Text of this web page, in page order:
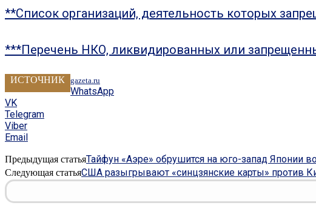
**Список организаций, деятельность которых
***Перечень НКО, ликвидированных или
ИСТОЧНИК gazeta.ru
WhatsApp
VK
Telegram
Viber
Email
Предыдущая статьяТайфун «Аэре» обрушится на юго-запад Японии
Следующая статьяСША разыгрывают «синцзянские карты» против